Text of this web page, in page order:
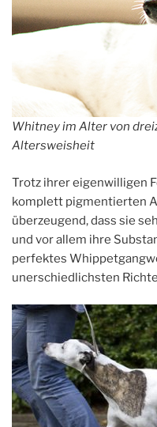
Whitney im Alter von
Altersweisheit
Trotz ihrer eigenwilligen
komplett pigmentierten
überzeugend, dass sie
und vor allem ihre
perfektes
unerschiedlichsten